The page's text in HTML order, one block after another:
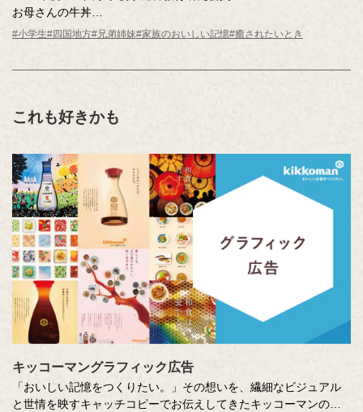
お母さんの牛丼
高尾 咲和（香川県 高松市立円座小学校 4年 ）
#小学生#四国地方#兄弟姉妹#家族のおいしい記憶#癒されたいとき
これも好きかも
キッコーマングラフィック広告
「おいしい記憶をつくりたい。」その想いを、繊細なビジュアル
と世情を映すキャッチコピーでお伝えしてきたキッコーマンの企